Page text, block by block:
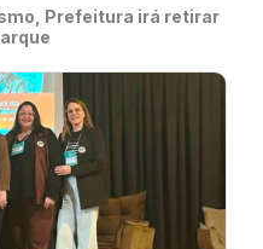
Prefeitura irá retirar